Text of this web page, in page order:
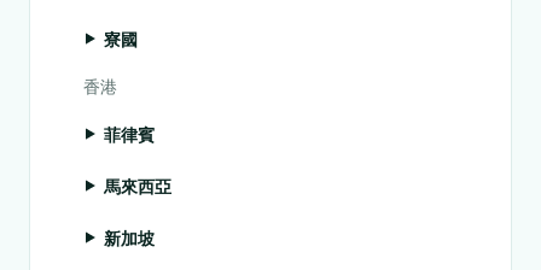
寮國
香港
菲律賓
馬來西亞
新加坡